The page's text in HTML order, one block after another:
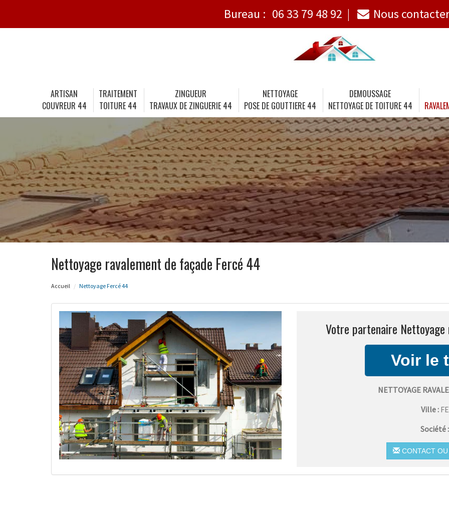
Bureau : 06 33 79 48 92 Nous contacter
ARTISAN
COUVREUR 44
TRAITEMENT
TOITURE 44
ZINGUEUR
TRAVAUX DE ZINGUERIE 44
NETTOYAGE
POSE DE GOUTTIERE 44
DEMOUSSAGE
NETTOYAGE DE TOITURE 44
Nettoyage ravalement de façade Fercé 44
Accueil Nettoyage Fercé 44
Votre partenaire
NETTOYAGE
Ville :
Société
CONTACT OU